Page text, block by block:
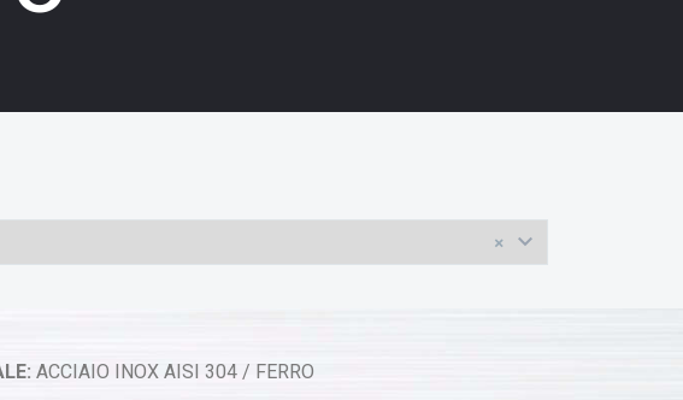
×
ACCIAIO INOX AISI 304 / FERRO